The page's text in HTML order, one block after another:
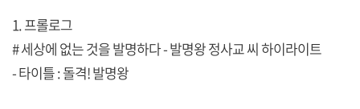
1. 프롤로그
# 세상에 없는 것을 발명하다 - 발명왕 정사교 씨 하이라이트
- 타이틀 : 돌격! 발명왕